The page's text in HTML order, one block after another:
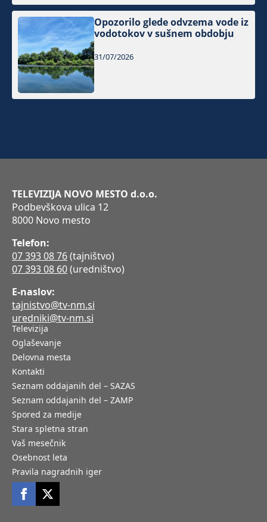
Opozorilo glede odvzema vode iz
vodotokov v sušnem obdobju
31/07/2026
TELEVIZIJA NOVO MESTO d.o.o.
Podbevškova ulica 12
8000 Novo mesto
Telefon:
07 393 08 76(tajništvo)
07 393 08 60(uredništvo)
E-naslov:
tajnistvo@tv-nm.si
uredniki@tv-nm.si
Televizija
Oglaševanje
Delovna mesta
Kontakti
Seznam oddajanih del – SAZAS
Seznam oddajanih del – ZAMP
Spored za medije
Stara spletna stran
Vaš mesečnik
Osebnost leta
Pravila nagradnih iger